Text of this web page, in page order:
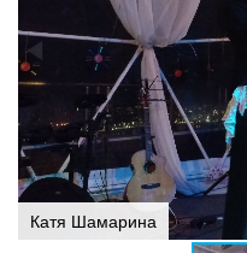
Катя Шамарина